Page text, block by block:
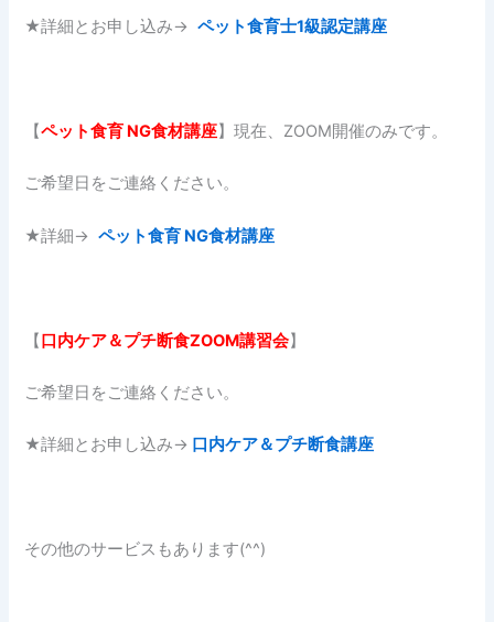
★詳細とお申し込み→ペット食育士1級認定講座
【ペット食育 NG食材講座】現在、ZOOM開催のみです。
ご希望日をご連絡ください。
★詳細→ペット食育 NG食材講座
【口内ケア＆プチ断食ZOOM講習会】
ご希望日をご連絡ください。
★詳細とお申し込み→ 口内ケア＆プチ断食講座
その他のサービスもあります(^^)